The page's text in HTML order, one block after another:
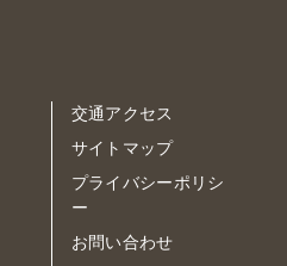
交通アクセス
サイトマップ
プライバシーポリシ
ー
お問い合わせ